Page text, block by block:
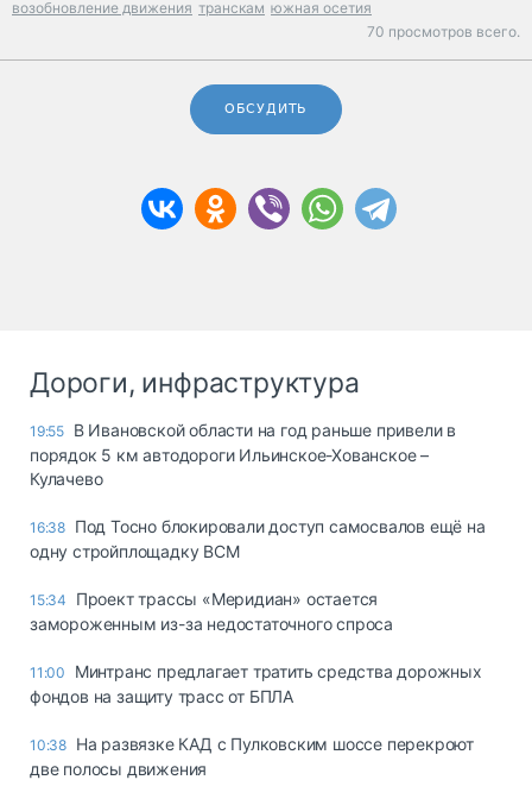
возобновление движения транскам южная осетия
70 просмотров всего.
ОБСУДИТЬ
Дороги, инфраструктура
19:55 В Ивановской области на год раньше привели в
порядок 5 км автодороги Ильинское-Хованское –
Кулачево
16:38 Под Тосно блокировали доступ самосвалов ещё на
одну стройплощадку ВСМ
15:34
Проект трассы «Меридиан» остается
замороженным из-за недостаточного спроса
11:00
Минтранс предлагает тратить средства дорожных
фондов на защиту трасс от БПЛА
10:38 На развязке КАД с Пулковским шоссе перекроют
две полосы движения